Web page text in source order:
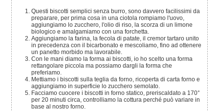
Questi biscotti semplici senza burro, sono davvero facilissimi da
preparare, per prima cosa in una ciotola rompiamo l'uovo,
aggiungiamo lo zucchero, l'olio di riso, la scorza di un limone
biologico e amalgamiamo con una forchetta.
Aggiungiamo la farina, la fecola di patate, il cremor tartaro unito
in precedenza con il bicarbonato e mescoliamo, fino ad ottenere
un panetto morbido ma lavorabile.
Con le mani diamo la forma ai biscotti, io ho scelto una forma
rettangolare piccola ma possiamo dargli la forma che
preferiamo.
Mettiamo i biscotti sulla teglia da forno, ricoperta di carta forno e
aggiungiamo in superficie lo zucchero semolato.
Facciamo cuocere i biscotti in forno statico, preriscaldato a 170°
per 20 minuti circa, controlliamo la cottura perché può variare in
base al nostro forno.